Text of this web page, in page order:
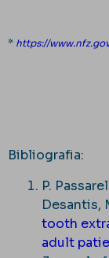
* https://
Bibliografia:
P.
Desantis,
tooth
adult